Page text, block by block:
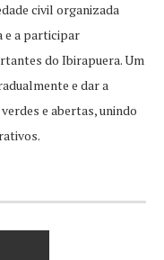
civil organizada
e a participar
do Ibirapuera. Um
e dar a
e abertas, unindo